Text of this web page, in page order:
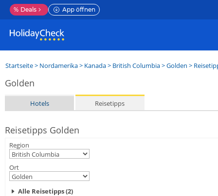
% Deals App öffnen
Startseite> Nordamerika> Kanada> British Columbia>Golden >
Golden
Hotels Reisetipps
Reisetipps Golden
Region
Ort
Alle Reisetipps (2)